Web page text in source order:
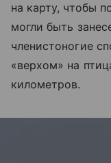
на карту, чтобы
могли быть
членистоногие
«верхом» на
километров.